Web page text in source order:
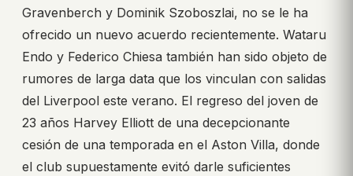
Gravenberch y Dominik Szoboszlai, no se le ha
ofrecido un nuevo acuerdo recientemente. Wataru
Endo y Federico Chiesa también han sido objeto de
rumores de larga data que los vinculan con salidas
del Liverpool este verano. El regreso del joven de
23 años Harvey Elliott de una decepcionante
cesión de una temporada en el Aston Villa, donde
el club supuestamente evitó darle suficientes